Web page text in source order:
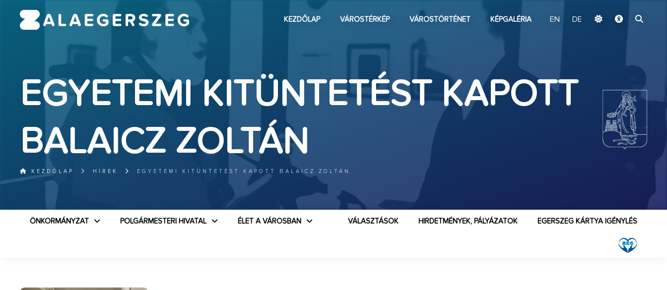
KEZDŐLAP VÁROSTÉRKÉP VÁROSTÖRTÉNET KÉPGALÉRIA EN DE
EGYETEMI KITÜNTETÉST KAPOTT
BALAICZ ZOLTÁN
KEZDŐLAP HÍREK EGYETEMI KITÜNTETÉST KAPOTT BALAICZ ZOLTÁN
ÖNKORMÁNYZAT POLGÁRMESTERI HIVATAL ÉLET A VÁROSBAN EGERSZEG KÁRTYA IGÉNYLÉS
HIRDETMÉNYEK, PÁLYÁZATOK
VÁLASZTÁSOK